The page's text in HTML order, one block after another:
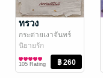
ทรวง
กระต่ายเงาจันทร์
นิยายรัก
105 Rating